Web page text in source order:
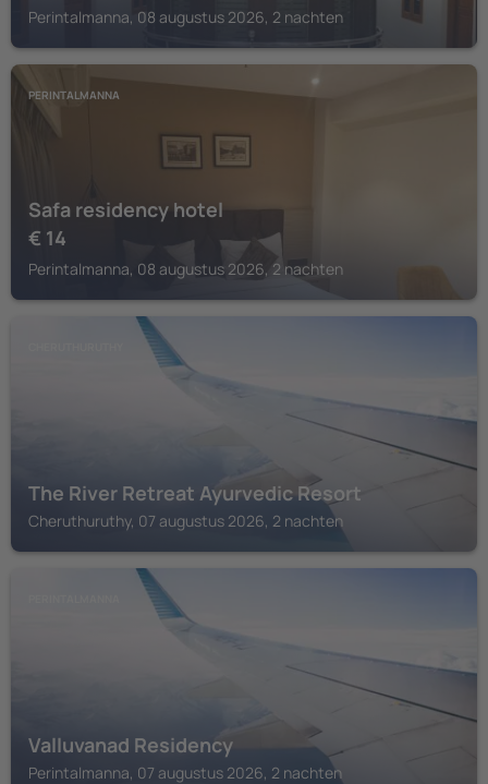
Perintalmanna, 08 augustus 2026, 2 nachten
PERINTALMANNA
Safa residency hotel
€ 14
Perintalmanna, 08 augustus 2026, 2 nachten
The River Retreat Ayurvedic Resort
Cheruthuruthy, 07 augustus 2026, 2 nachten
Valluvanad Residency
Perintalmanna, 07 augustus 2026, 2 nachten